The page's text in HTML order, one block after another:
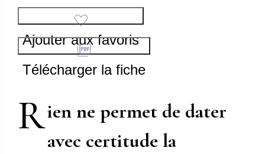
Ajouter aux favoris
Télécharger la fiche
Rien ne permet de dater
avec certitude la